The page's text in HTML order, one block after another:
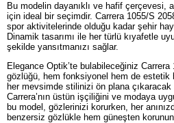
Bu modelin dayanıklı ve hafif çerçevesi,
için ideal bir seçimdir. Carrera 1055/S
spor aktivitelerinde olduğu kadar şehir
Dinamik tasarımı ile her türlü kıyafetle
şekilde yansıtmanızı sağlar.
Elegance Optik’te bulabileceğiniz
gözlüğü, hem fonksiyonel hem de estetik
her mevsimde stilinizi ön plana çıkaracak
Carrera’nın üstün işçiliğini ve modaya
bu model, gözlerinizi korurken, her
benzersiz gözlükle hem güneşten